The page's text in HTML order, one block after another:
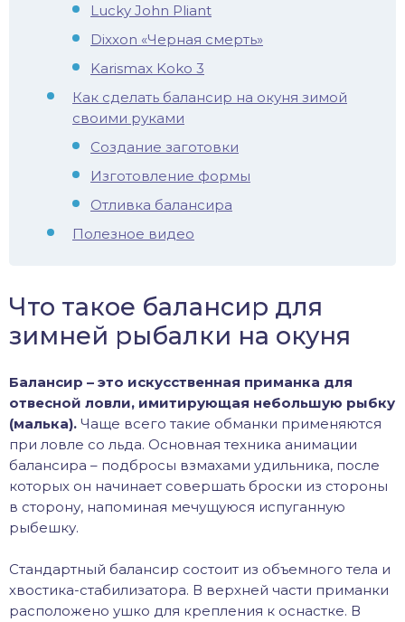
Lucky John Pliant
Dixxon «Черная смерть»
Karismax Koko 3
Как сделать балансир на окуня зимой
своими руками
Создание заготовки
Изготовление формы
Отливка балансира
Полезное видео
Что такое балансир для
зимней рыбалки на окуня
Балансир – это искусственная приманка для
отвесной ловли, имитирующая небольшую рыбку
(малька). Чаще всего такие обманки применяются
при ловле со льда. Основная техника анимации
балансира – подбросы взмахами удильника, после
которых он начинает совершать броски из стороны
в сторону, напоминая мечущуюся испуганную
рыбешку.
Стандартный балансир состоит из объемного тела и
хвостика-стабилизатора. В верхней части приманки
расположено ушко для крепления к оснастке. В